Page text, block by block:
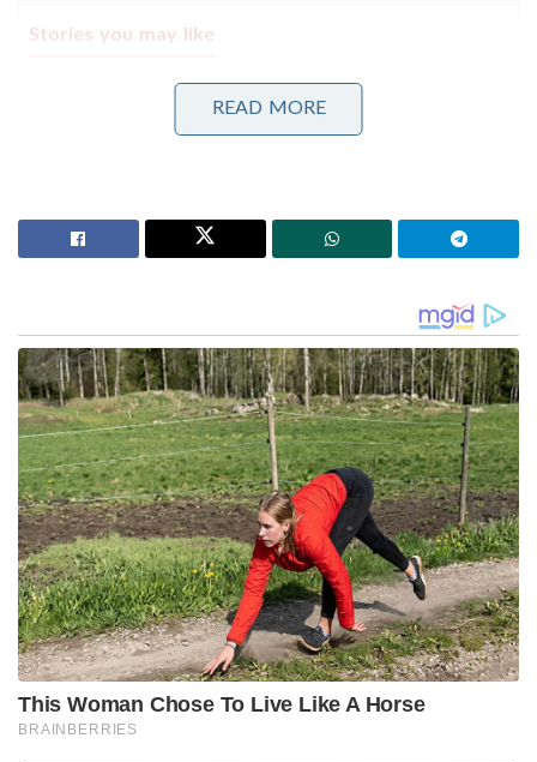
Stories you may like
പോലീസിനെ വെല്ലുവിളിച്ച് ഒളിവിൽ കഴിഞ്ഞ അർജുൻ
ആയങ്കി ഒടുവിൽ വലയിൽ; കണ്ണൂരിലെ
അപാർട്മെന്റിൽ നിന്ന് പൊക്കിയത് നാടകീയമായി!
അർജുൻ ആയങ്കി
ആദ്യ പതിപ്പിൽ നിന്നും 10 സെക്കന്റ് ദൈർഘ്യമുള്ള
ഭാഗങ്ങൾ സെൻസർ ബോർഡ് നീക്കം ചെയ്തിരുന്നു.
ഗർഭിണിയായ സ്ത്രീയെ ബലാത്സംഗം ചെയ്യുന്നതും,
ദേശീയ പതാകയെ അപമാനിക്കുന്നതുമായ രംഗങ്ങൾ
ആയിരുന്നു ഒഴിവാക്കിയത്. ഇതിന് പിന്നാലെ
സിനിമയ്ക്ക് പ്രദർശനാനുമതി നൽകുകയായിരുന്നു.
സിനിമയിൽ ഗോദ്രാ കൂട്ടക്കൊലയെക്കുറിച്ചും
ഗുജറാത്തിൽ നടന്ന കലാപത്തെക്കുറിച്ചും
പരാമർശമുണ്ട്. ഇതാണ് വിവാദങ്ങൾക്ക് കാരണം
ആയത്. ഗോദ്രയിൽ ട്രെയിനിന് തീപിടിച്ചാണ്
കർസേവകർ കൊല്ലപ്പെട്ടത് എന്ന തരത്തിലാണ് ചിത്രം
പ്രചരിപ്പിക്കുന്നുണ്ട്. ആദ്യം ദിനം തന്നെ ഇതിനെതിരെ
രൂക്ഷമായ വിമർശനം ഉയർന്നത്.
READ MORE